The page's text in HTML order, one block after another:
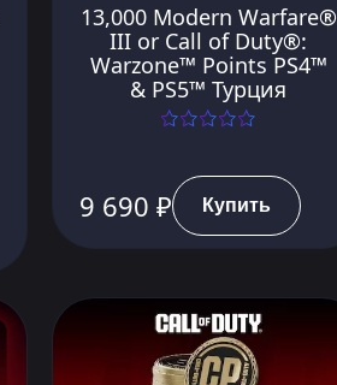
13,000 Modern Warfare®
III or Call of Duty®:
Warzone™ Points PS4™
& PS5™ Турция
9 690 ₽ Купить